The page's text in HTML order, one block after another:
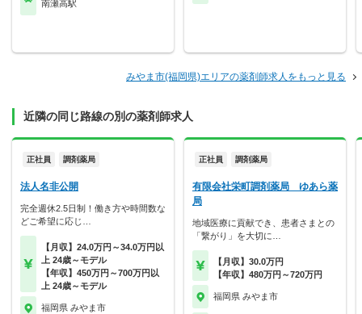
南瀬高駅
みやま市(福岡県)エリアの薬剤師求人をもっと見る
近隣の同じ路線の別の薬剤師求人
正社員 調剤薬局
法人名非公開
完全週休2.5日制！働き方や時間数な
どご希望に応じ…
【月収】24.0万円～34.0万円以
上 24歳～モデル
【年収】450万円～700万円以
上 24歳～モデル
福岡県 みやま市
正社員 調剤薬局
有限会社栄町調剤薬局 ゆあら薬
局
地域医療に貢献でき、患者さまとの
「繋がり」を大切に…
【月収】30.0万円
【年収】480万円～720万円
福岡県 みやま市